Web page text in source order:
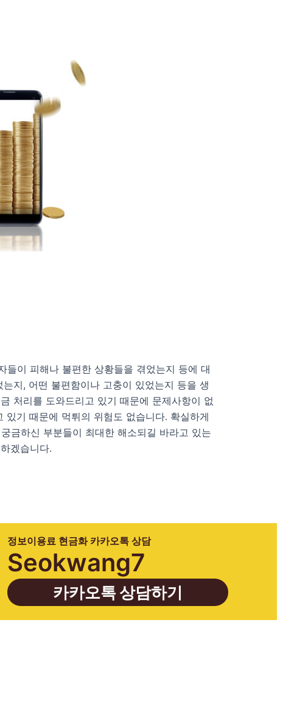
들이 피해나 불편한 상황들을 겪었는지 등에 대
지, 어떤 불편함이나 고충이 있었는지 등을 생
처리를 도와드리고 있기 때문에 문제사항이 없
기 때문에 먹튀의 위험도 없습니다. 확실하게
금하신 부분들이 최대한 해소되길 바라고 있는
겠습니다.
정보이용료 현금화 카카오톡 상담
Seokwang7
카카오톡 상담하기